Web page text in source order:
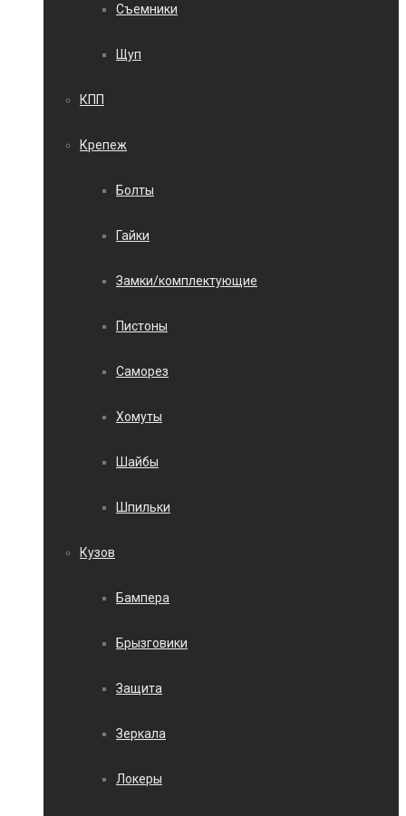
Съемники
Щуп
КПП
Крепеж
Болты
Гайки
Замки/комплектующие
Пистоны
Саморез
Хомуты
Шайбы
Шпильки
Кузов
Бампера
Брызговики
Защита
Зеркала
Локеры